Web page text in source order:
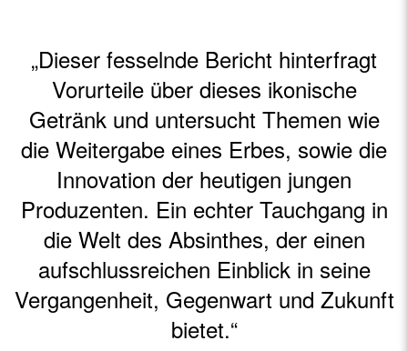
„Dieser fesselnde Bericht hinterfragt
Vorurteile über dieses ikonische
Getränk und untersucht Themen wie
die Weitergabe eines Erbes, sowie die
Innovation der heutigen jungen
Produzenten. Ein echter Tauchgang in
die Welt des Absinthes, der einen
aufschlussreichen Einblick in seine
Vergangenheit, Gegenwart und Zukunft
bietet.“